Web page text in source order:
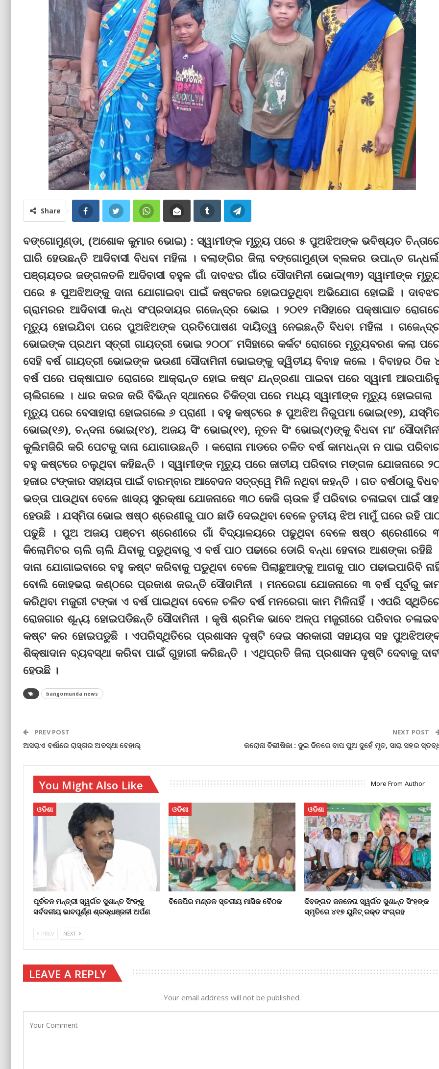
Share
ବଙ୍ଗୋମୁଣ୍ଡା, (ଅଶୋକ କୁମାର ଭୋଇ) : ସ୍ୱାମୀଙ୍କ ମୃତ୍ୟୁ ପରେ ୫ ପୁଅଝିଅଙ୍କ ଭବିଷ୍ୟତ
ଘାରି ହେଉଛନ୍ତି ଆଦିବାସୀ ବିଧବା ମହିଳା । ବଲାଙ୍ଗିର ଜିଲା ବଙ୍ଗୋମୁଣ୍ଡା ବ୍ଲକର ଉପାନ୍ତ
ପଞ୍ଚାୟତର ଜଙ୍ଗଳତଳି ଆଦିବାସୀ ବହୁଳ ଗାଁ ଦାବଝର ଗାଁର ସୌଦାମିନୀ ଭୋଇ(୩୨) ସ୍ୱାମୀଙ୍କ
ପରେ ୫ ପୁଅଝିଅଙ୍କୁ ଦାନା ଯୋଗାଇବା ପାଇଁ କଷ୍ଟକର ହୋଇପଡୁଥିବା ଅଭିଯୋଗ ହୋଇଛି ।
ଗ୍ରାମରର ଆଦିବାସୀ କନ୍ଧ ସଂପ୍ରଦାୟର ଗଜେନ୍ଦ୍ର ଭୋଇ । ୨୦୧୨ ମସିହାରେ ପକ୍ଷାଘାତ
ମୃତ୍ୟୁ ହୋଇଯିବା ପରେ ପୁଅଝିଅଙ୍କ ପ୍ରତିପୋଷଣ ଦାୟିତ୍ୱ ନେଇଛନ୍ତି ବିଧବା ମହିଳା ।
ଭୋଇଙ୍କ ପ୍ରଥମ ସ୍ତ୍ରୀ ଗାୟତ୍ରୀ ଭୋଇ ୨୦୦୮ ମସିହାରେ କର୍କଟ ରୋଗରେ ମୃତ୍ୟୁବରଣ କଲା
ସେହି ବର୍ଷ ଗାୟତ୍ରୀ ଭୋଇଙ୍କ ଭଉଣୀ ସୌଦାମିନୀ ଭୋଇଙ୍କୁ ଦ୍ୱିତୀୟ ବିବାହ କଲେ । ବିବାହର ଠିକ
ବର୍ଷ ପରେ ପକ୍ଷାଘାତ ରୋଗରେ ଆକ୍ରାନ୍ତ ହୋଇ କଷ୍ଟ ଯନ୍ତ୍ରଣା ପାଇବା ପରେ ସ୍ୱାମୀ
ଚାଲିଗଲେ । ଧାର କରଜ କରି ବିଭିନ୍ନ ସ୍ଥାନରେ ଚିକିତ୍ସା ପରେ ମଧ୍ୟ ସ୍ୱାମୀଙ୍କ ମୃତ୍ୟୁ ହୋଇଗଲା
ମୃତ୍ୟୁ ପରେ ବେସାହାରା ହୋଇଗଲେ ୬ ପ୍ରାଣୀ । ବହୁ କଷ୍ଟରେ ୫ ପୁଅଝିଅ ନିରୁପମା ଭୋଇ(୧୭),
ଭୋଇ(୧୬), ଚନ୍ଦନା ଭୋଇ(୧୪), ଅଜୟ ସିଂ ଭୋଇ(୧୧), ନୂତନ ସିଂ ଭୋଇ(୯)ଙ୍କୁ ବିଧବା ମା’
କୁଲିମଜିରି କରି ପେଟକୁ ଦାନା ଯୋଗାଉଛନ୍ତି । କରୋନା ମାଡରେ ଚଳିତ ବର୍ଷ କାମଧନ୍ଦା ନ ପାଇ
ବହୁ କଷ୍ଟରେ ଚଲୁଥିବା କହିଛନ୍ତି । ସ୍ୱାମୀଙ୍କ ମୃତ୍ୟୁ ପରେ ଜାତୀୟ ପରିବାର ମଙ୍ଗଳ ଯୋଜନାରେ
ହଜାର ଟଙ୍କାର ସହାୟତା ପାଇଁ ବାରମ୍ବାର ଆବେଦନ ସତ୍ତ୍ୱେ ମିଳି ନଥିବା କହନ୍ତି । ଗତ ବର୍ଷଠାରୁ
ଭତ୍ତା ପାଉଥିବା ବେଳେ ଖାଦ୍ୟ ସୁରକ୍ଷା ଯୋଜନାରେ ୩୦ କେଜି ଚାଉଳ ହିଁ ପରିବାର ଚଳାଇବା ପାଇଁ
ହେଉଛି । ଯସ୍ମିତା ଭୋଇ ଷଷ୍ଠ ଶ୍ରେଣୀରୁ ପାଠ ଛାଡି ଦେଇଥିବା ବେଳେ ତୃତୀୟ ଝିଅ ମାମୁଁ ଘରେ ରହି
ପଢୁଛି । ପୁଅ ଅଜୟ ପଞ୍ଚମ ଶ୍ରେଣୀରେ ଗାଁ ବିଦ୍ୟାଳୟରେ ପଢୁଥିବା ବେଳେ ଷଷ୍ଠ ଶ୍ରେଣୀରେ
କିଲୋମିଟର ଚାଲି ଚାଲି ଯିବାକୁ ପଡୁଥିବାରୁ ଏ ବର୍ଷ ପାଠ ପଢାରେ ଡୋରି ବନ୍ଧା ହେବାର ଆଶଙ୍କା ରହିଛି
ଦାନା ଯୋଗାଇବାରେ ବହୁ କଷ୍ଟ କରିବାକୁ ପଡୁଥିବା ବେଳେ ପିଲାଛୁଆଙ୍କୁ ଆଗକୁ ପାଠ ପଢାଇପାରିବି
ବୋଲି କୋହଭରା କଣ୍ଠରେ ପ୍ରକାଶ କରନ୍ତି ସୌଦାମିନୀ । ମନରେଗା ଯୋଜନାରେ ୩ ବର୍ଷ ପୂର୍ବରୁ
କରିଥିବା ମଜୁରୀ ଟଙ୍କା ଏ ବର୍ଷ ପାଇଥିବା ବେଳେ ଚଳିତ ବର୍ଷ ମନରେଗା କାମ ମିଳିନାହିଁ । ଏପରି
ରୋଜଗାର ଶୂନ୍ୟ ହୋଇପଡିଛ‌ନ୍ତି ସୌଦାମିନୀ । କୃଷି ଶ୍ରମିକ ଭାବେ ଅଳ୍ପ ମଜୁରୀରେ ପରିବାର
କଷ୍ଟ କର ହୋଇପଡୁଛି । ଏପରିସ୍ଥିତିରେ ପ୍ରଶାସନ ଦୃଷ୍ଟି ଦେଇ ସରକାରୀ ସହାୟତା ସହ
ଶିକ୍ଷାଦାନ ବ୍ୟବସ୍ଥା କରିବା ପାଇଁ ଗୁହାରୀ କରିଛନ୍ତି । ଏଥିପ୍ରତି ଜିଲା ପ୍ରଶାସନ ଦୃଷ୍ଟି ଦେବାକୁ
ହେଉଛି ।
bangomunda news
PREV POST
ଅସରାଏ ବର୍ଷାରେ ରାସ୍ତାର ଅବସ୍ଥା ବେହାଲ୍
NEXT POST
କରୋନା ବିଭୀଷିକା : ଦୁଇ ଦିନରେ ବାପ ପୁଅ ଦୁହେଁ ମୃତ, ସାରା ସହର
You Might Also Like More From Author
ଓଡିଶା
ପୂର୍ବତନ ମନ୍ତ୍ରୀ ସ୍ୱର୍ଗତ ସୁଶାନ୍ତ ସିଂଙ୍କୁ
ସର୍ବଦଳୀୟ ଭାବପୂର୍ଣ୍ଣ ଶ୍ରଦ୍ଧାଞ୍ଜଳୀ ଅର୍ପଣ
ଓଡିଶା
ବିଜେପିର ମଣ୍ଡଳ ସ୍ତରୀୟ ମାସିକ ବୈଠକ
ଓଡିଶା
ଦିବଙ୍ଗତ ଜନନେତା ସ୍ୱର୍ଗତ ସୁଶାନ୍ତ ସିଂହଙ୍କ
ସ୍ମୃତିରେ ୪୧୭ ୟୁନିଟ୍ ରକ୍ତ ସଂଗ୍ରହ
PREV NEXT
LEAVE A REPLY
Your email address will not be published.